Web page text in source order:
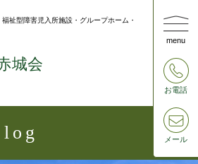
祉型障害児⼊所施設・グループホーム・
城会
menu
お電話
メール